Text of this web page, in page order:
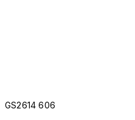
GS2614 606